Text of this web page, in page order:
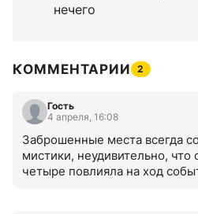
нечего
КОММЕНТАРИИ 2
Гость
4 апреля, 16:08
Заброшенные места всегда
мистики, неудивительно, что
четыре повлияла на ход